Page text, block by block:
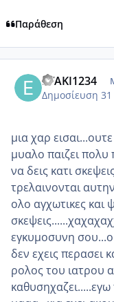
Παράθεση
EYAKI1234
Δημοσίευση
μια χαρ
μυαλο παιζει πολυ
να δεις κατι
τρελαινονται
ολο αγχωτικες και
εγκυμοσυνη σου...ο
δεν εχεις περασει
ρολος του ιατρου